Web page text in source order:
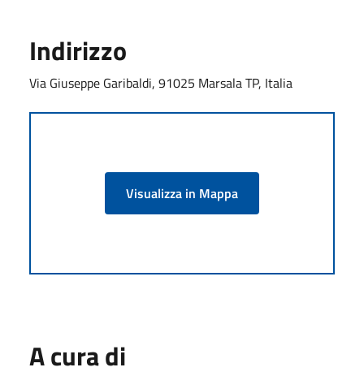
Indirizzo
Via Giuseppe Garibaldi, 91025 Marsala TP, Italia
Visualizza in Mappa
A cura di